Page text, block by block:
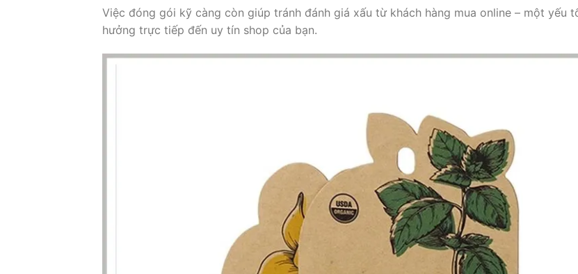
Việc đóng gói kỹ càng còn giúp tránh đánh giá xấu từ khách hàng mua online – một yếu
hưởng trực tiếp đến uy tín shop của bạn.